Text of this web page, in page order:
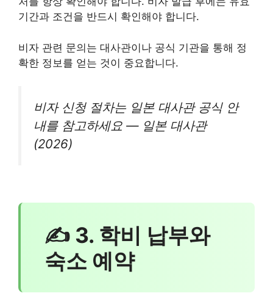
기간과 조건을 반드시 확인해야 합니다.
비자 관련 문의는 대사관이나 공식 기관을 통해 정
확한 정보를 얻는 것이 중요합니다.
비자 신청 절차는 일본 대사관 공식 안
내를 참고하세요 — 일본 대사관
(2026)
✍ 3. 학비 납부와
숙소 예약